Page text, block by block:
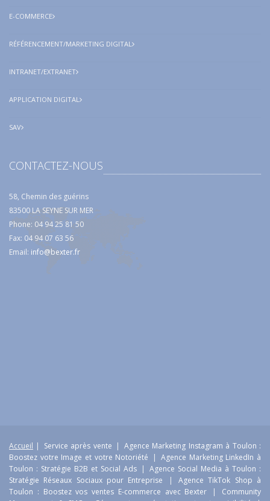
E-COMMERCE
RÉFÉRENCEMENT/MARKETING DIGITAL
INTRANET/EXTRANET
APPLICATION DIGITAL
SAV
CONTACTEZ-NOUS
58, Chemin des guérins
83500 LA SEYNE SUR MER
Phone: 04 94 25 81 50
Fax: 04 94 07 63 56
Email: info@bexter.fr
Accueil | Service après vente | Agence Marketing Instagram à Toulon :
Boostez votre Image et votre Notoriété
| Agence Marketing LinkedIn à
Toulon : Stratégie B2B et Social Ads | Agence Social Media à Toulon :
Stratégie Réseaux Sociaux pour Entreprise
|
Agence TikTok Shop à
Toulon : Boostez vos ventes E-commerce avec Bexter
|
Community